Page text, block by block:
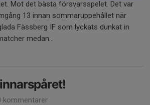
Mot det bästa försvarsspelet. Det var
13 innan sommaruppehållet när
Fässberg IF som lyckats dunkat in
medan...
kommentarer